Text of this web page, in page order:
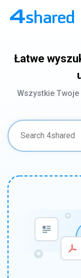
Łatwe
Wszystkie Twoje